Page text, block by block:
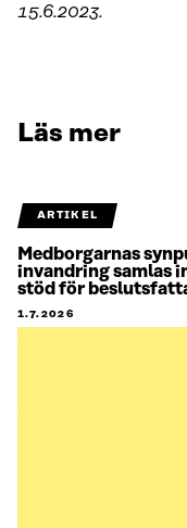
15.6.2023.
Läs mer
ARTIKEL
Medborgarnas
invandring samlas
stöd för
1.7.2026